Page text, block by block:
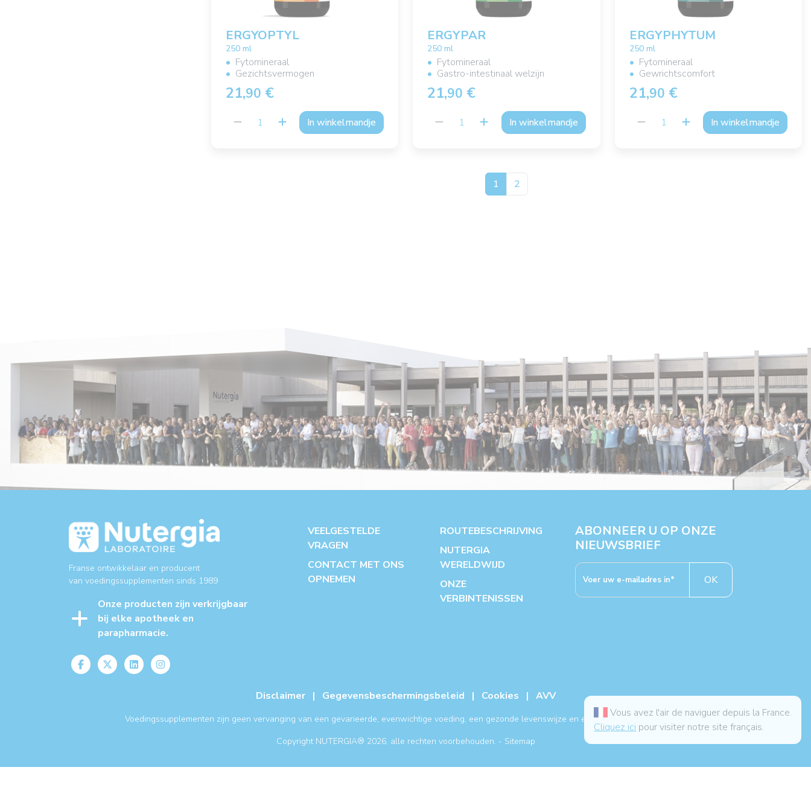
ERGYOPTYL
250 ml
Fytomineraal
Gezichtsvermogen
21,90 €
In winkelmandje
ERGYPAR
250 ml
Fytomineraal
Gastro-intestinaal welzijn
21,90 €
In winkelmandje
ERGYPHYTUM
250 ml
Fytomineraal
Gewrichtscomfort
21,90 €
In winkelmandje
1 2
Vous avez l'air de naviguer depuis la France.
Cliquez ici pour visiter notre site français.
Franse ontwikkelaar en producent
van voedingssupplementen sinds 1989
Onze producten zijn verkrijgbaar
bij elke apotheek en
parapharmacie.
VEELGESTELDE
VRAGEN
CONTACT MET ONS
OPNEMEN
ROUTEBESCHRIJVING
NUTERGIA
WERELDWIJD
ONZE
VERBINTENISSEN
ABONNEER U OP ONZE
NIEUWSBRIEF
OK
Disclaimer | Gegevensbeschermingsbeleid | Cookies | AVV
Voedingssupplementen zijn geen vervanging van een gevarieerde, evenwichtige voeding, een gezonde levenswijze en een medische behandeling.
Copyright NUTERGIA® 2026, alle rechten voorbehouden. - Sitemap